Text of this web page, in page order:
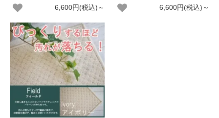
6,600円(税込)～
6,600円(税込)～